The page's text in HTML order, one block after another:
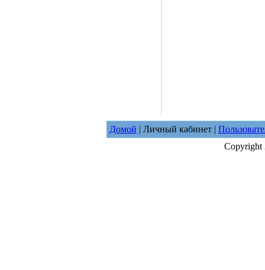
Домой | Личный кабинет |
Copyright